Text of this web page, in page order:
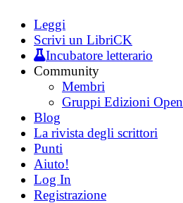
Leggi
Scrivi un LibriCK
Incubatore letterario
Community
Membri
Gruppi Edizioni Open
Blog
La rivista degli scrittori
Punti
Aiuto!
Log In
Registrazione